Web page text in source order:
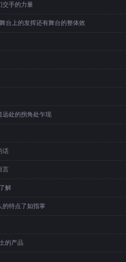
交手的力量
台上的发挥还有舞台的整体效
远处的拐角处乍现
话
言
解
的特点了如指掌
的产品